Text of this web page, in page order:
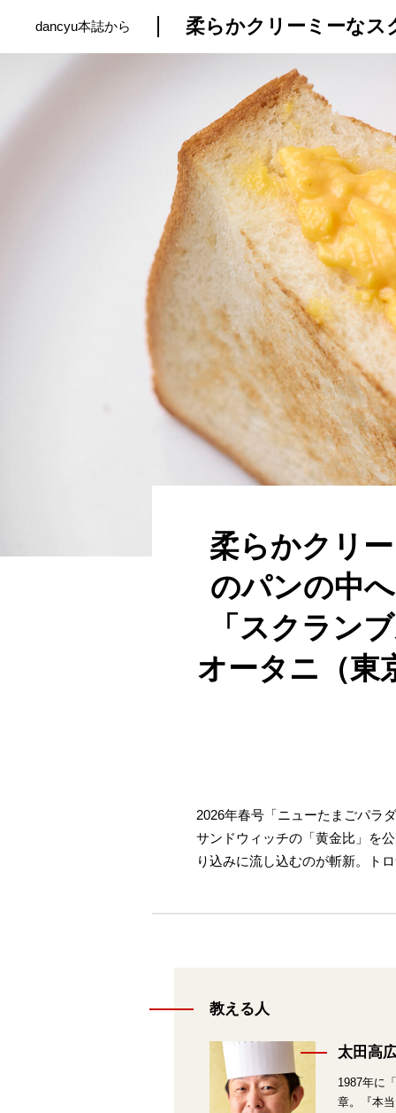
dancyu本誌から
柔らかクリ
のパンの中
「スクラン
オータニ（東
2026年春号「ニューたまごパラ
サンドウィッチの「黄金比」を
り込みに流し込むのが斬新。ト
教える人
太田高
1987年に
章。『本